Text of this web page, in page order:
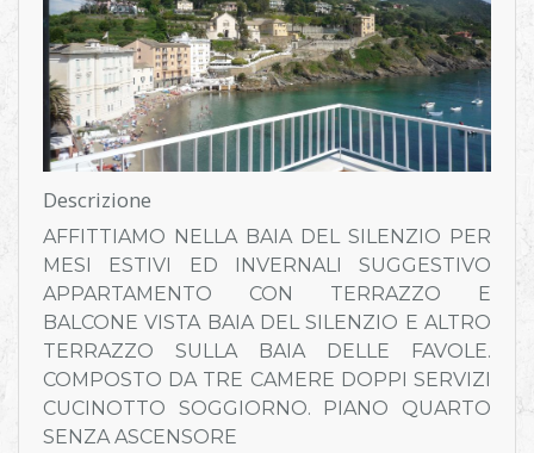
Descrizione
AFFITTIAMO NELLA BAIA DEL SILENZIO PER
MESI ESTIVI ED INVERNALI SUGGESTIVO
APPARTAMENTO CON TERRAZZO E
BALCONE VISTA BAIA DEL SILENZIO E ALTRO
TERRAZZO SULLA BAIA DELLE FAVOLE.
COMPOSTO DA TRE CAMERE DOPPI SERVIZI
CUCINOTTO SOGGIORNO. PIANO QUARTO
SENZA ASCENSORE